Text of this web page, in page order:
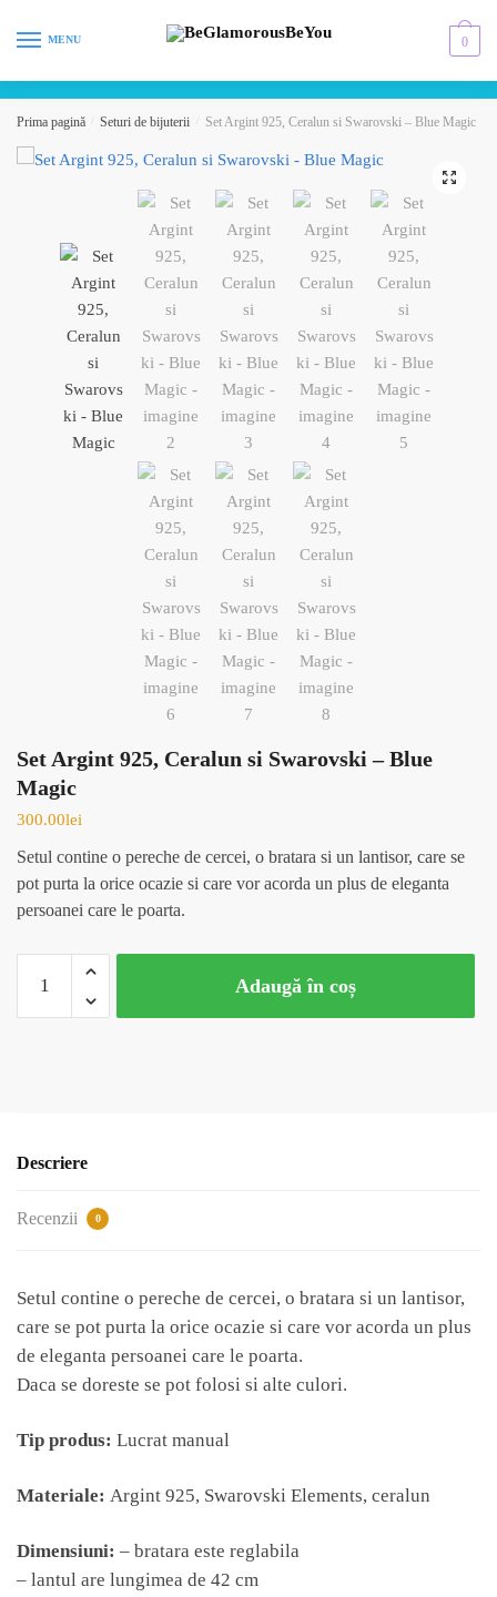
MENU 0
Prima pagină Seturi de bijuterii Set Argint 925, Ceralun si Swarovski – Blue Magic
🔍
Set Argint 925, Ceralun si Swarovski – Blue
Magic
300.00lei
Setul contine o pereche de cercei, o bratara si un lantisor, care se
pot purta la orice ocazie si care vor acorda un plus de eleganta
persoanei care le poarta.
Argint
-
Adaugă în coș
Descriere
Recenzii 0
Setul contine o pereche de cercei, o bratara si un lantisor,
care se pot purta la orice ocazie si care vor acorda un plus
de eleganta persoanei care le poarta.
Daca se doreste se pot folosi si alte culori.
Tip produs: Lucrat manual
Materiale: Argint 925, Swarovski Elements, ceralun
Dimensiuni: – bratara este reglabila
– lantul are lungimea de 42 cm